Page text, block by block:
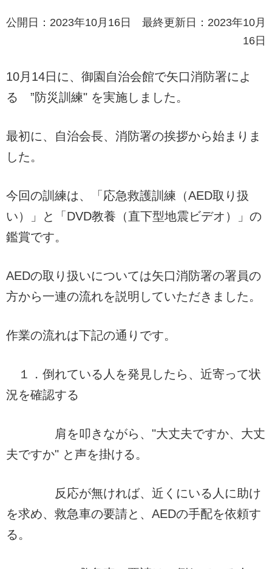
公開日：2023年10月16日 最終更新日：2023年10月
16日
10月14日に、御園自治会館で矢口消防署によ
る ”防災訓練" を実施しました。
最初に、自治会長、消防署の挨拶から始まりま
した。
今回の訓練は、「応急救護訓練（AED取り扱
い）」と「DVD教養（直下型地震ビデオ）」の
鑑賞です。
AEDの取り扱いについては矢口消防署の署員の
方から一連の流れを説明していただきました。
作業の流れは下記の通りです。
１．倒れている人を発見したら、近寄って状
況を確認する
肩を叩きながら、"大丈夫ですか、大丈
夫ですか" と声を掛ける。
反応が無ければ、近くにいる人に助け
を求め、救急車の要請と、AEDの手配を依頼す
る。